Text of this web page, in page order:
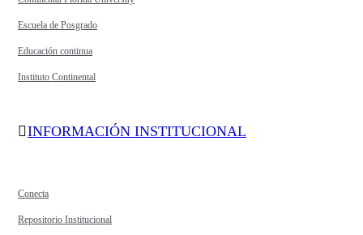
Escuela de Posgrado
Educación continua
Instituto Continental
INFORMACIÓN INSTITUCIONAL
Conecta
Repositorio Institucional